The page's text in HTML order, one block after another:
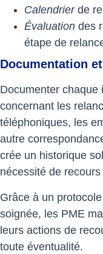
Calendrierde
Évaluation des
étape de
Documentation
Documenter chaque
concernant les
téléphoniques, les
autre
crée un historique
nécessité de recours
Grâce à un
soignée, les PME
leurs actions de
toute éventualité.